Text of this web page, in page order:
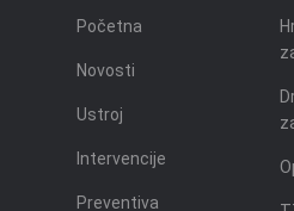
Početna
Novosti
Ustroj
Intervencije
Preventiva